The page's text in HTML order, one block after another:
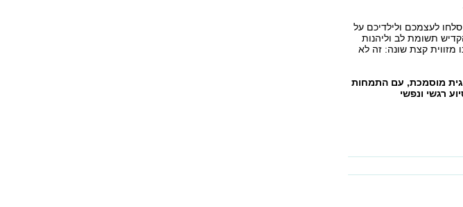
לעצמכם ולילדיכם על
תשומת לב וליהנות
מזווית קצת שונה: זה לא
מוסמכת, עם התמחות
רגשי ונפשי